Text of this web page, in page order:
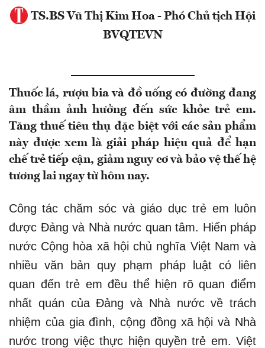
TS.BS Vũ Thị Kim Hoa - Phó Chủ tịch Hội
BVQTEVN
Thuốc lá, rượu bia và đồ uống có đường đang
âm thầm ảnh hưởng đến sức khỏe trẻ em.
Tăng thuế tiêu thụ đặc biệt với các sản phẩm
này được xem là giải pháp hiệu quả để hạn
chế trẻ tiếp cận, giảm nguy cơ và bảo vệ thế hệ
tương lai ngay từ hôm nay.
Công tác chăm sóc và giáo dục trẻ em luôn
được Đảng và Nhà nước quan tâm. Hiến pháp
nước Cộng hòa xã hội chủ nghĩa Việt Nam và
nhiều văn bản quy phạm pháp luật có liên
quan đến trẻ em đều thể hiện rõ quan điểm
nhất quán của Đảng và Nhà nước về trách
nhiệm của gia đình, cộng đồng xã hội và Nhà
nước trong việc thực hiện quyền trẻ em. Việt